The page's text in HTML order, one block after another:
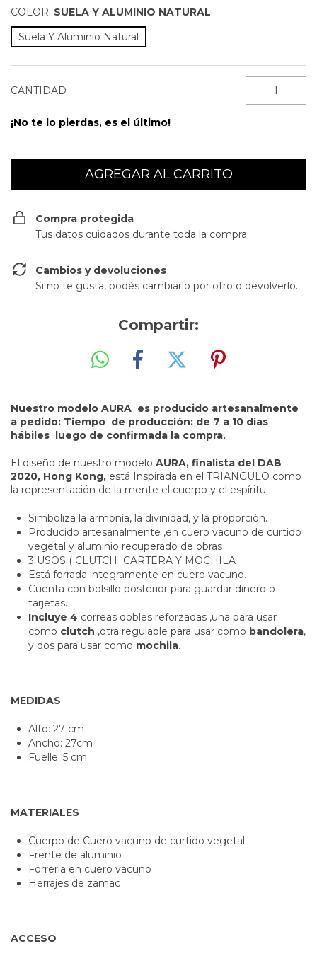
COLOR: SUELA Y ALUMINIO NATURAL
Suela Y Aluminio Natural
CANTIDAD
¡No te lo pierdas, es el último!
Compra protegida
Tus datos cuidados durante toda la compra.
Cambios y devoluciones
Si no te gusta, podés cambiarlo por otro o devolverlo.
Compartir:
Nuestro modelo AURA es producido artesanalmente
a pedido: Tiempo de producción: de 7 a 10 días
hábiles luego de confirmada la compra.
El diseño de nuestro modelo AURA, finalista del DAB
2020, Hong Kong, está Inspirada en el TRIANGULO como
la representación de la mente el cuerpo y el espíritu.
Simboliza la armonía, la divinidad, y la proporción.
Producido artesanalmente ,en cuero vacuno de curtido
vegetal y aluminio recuperado de obras
3 USOS ( CLUTCH CARTERA Y MOCHILA
Está forrada integramente en cuero vacuno.
Cuenta con bolsillo posterior para guardar dinero o
tarjetas.
Incluye 4 correas dobles reforzadas ,una para usar
como clutch ,otra regulable para usar como bandolera,
y dos para usar como mochila.
MEDIDAS
Alto: 27 cm
Ancho: 27cm
Fuelle: 5 cm
MATERIALES
Cuerpo de Cuero vacuno de curtido vegetal
Frente de aluminio
Forrería en cuero vacuno
Herrajes de zamac
ACCESO